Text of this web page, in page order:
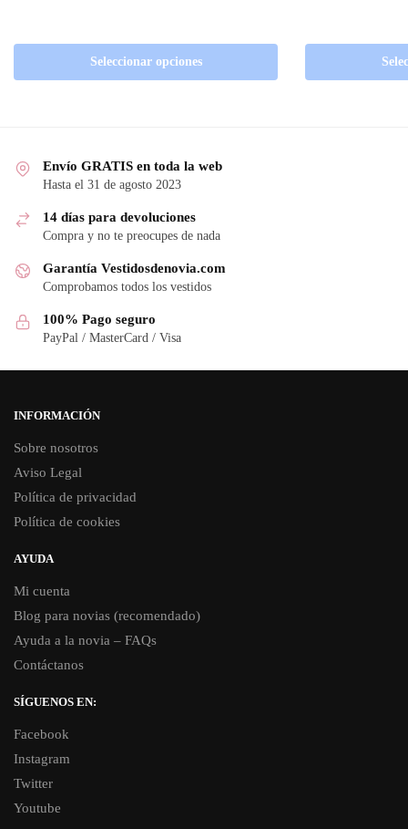
Seleccionar opciones
Envío GRATIS en toda la web
Hasta el 31 de agosto 2023
14 días para devoluciones
Compra y no te preocupes de nada
Garantía Vestidosdenovia.com
Comprobamos todos los vestidos
100% Pago seguro
PayPal / MasterCard / Visa
INFORMACIÓN
Sobre nosotros
Aviso Legal
Política de privacidad
Política de cookies
AYUDA
Mi cuenta
Blog para novias (recomendado)
Ayuda a la novia – FAQs
Contáctanos
SÍGUENOS EN:
Facebook
Instagram
Twitter
Youtube